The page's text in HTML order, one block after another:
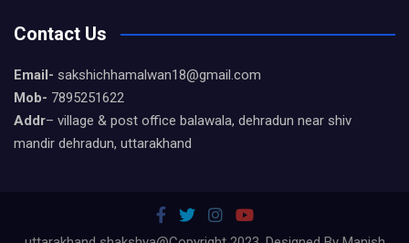
Contact Us
Email- sakshichhamalwan18@gmail.com
Mob- 7895251622
Addr– village & post office balawala, dehradun near shiv
mandir dehradun, uttarakhand